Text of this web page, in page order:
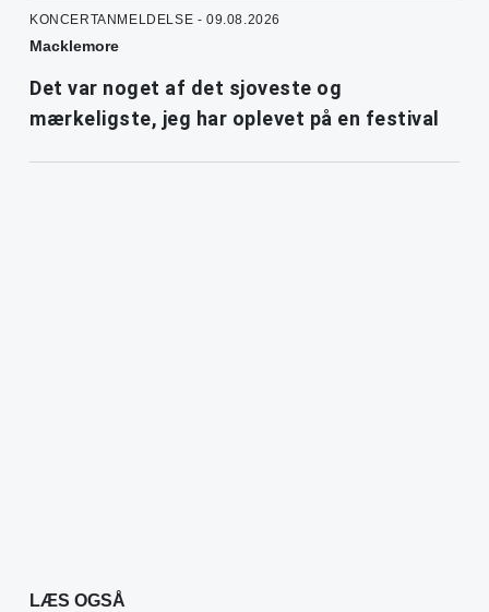
KONCERTANMELDELSE - 09.08.2026
Macklemore
Det var noget af det sjoveste og
mærkeligste, jeg har oplevet på en festival
LÆS OGSÅ